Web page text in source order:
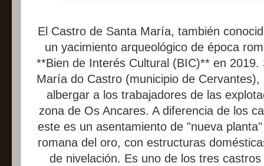
El Castro de Santa María, también
un yacimiento arqueológico de época
**Bien de Interés Cultural (BIC)** en
María do Castro (municipio de
albergar a los trabajadores de las
zona de Os Ancares. A diferencia de los
este es un asentamiento de "nueva
romana del oro, con estructuras
de nivelación. Es uno de los tres